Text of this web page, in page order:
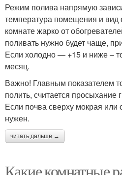
Режим полива напрямую
температура помещения и вид
комнате жарко от
поливать нужно будет чаще,
Если холодно — +15 и ниже –
месяц.
Важно! Главным показателем
полить, считается просыхание
Если почва сверху мокрая или
нужен.
читать дальше →